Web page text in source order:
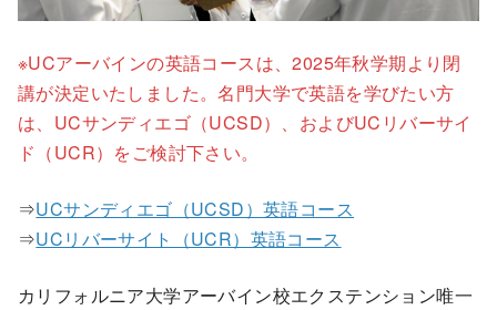
※UCアーバインの英語コースは、2025年秋学期より閉
講が決定いたしました。名門大学で英語を学びたい方
は、UCサンディエゴ（UCSD）、およびUCリバーサイ
ド（UCR）をご検討下さい。
⇒UCサンディエゴ（UCSD）英語コース
⇒UCリバーサイト（UCR）英語コース
カリフォルニア大学アーバイン校エクステンション唯一